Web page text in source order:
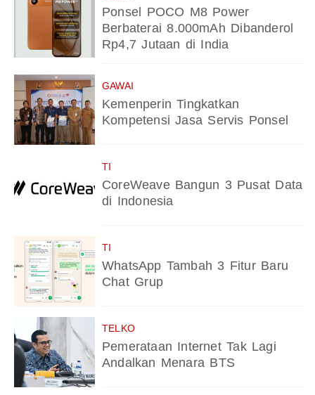
Ponsel POCO M8 Power
Berbaterai 8.000mAh Dibanderol
Rp4,7 Jutaan di India
GAWAI
Kemenperin Tingkatkan
Kompetensi Jasa Servis Ponsel
TI
CoreWeave Bangun 3 Pusat Data
di Indonesia
TI
WhatsApp Tambah 3 Fitur Baru
Chat Grup
TELKO
Pemerataan Internet Tak Lagi
Andalkan Menara BTS